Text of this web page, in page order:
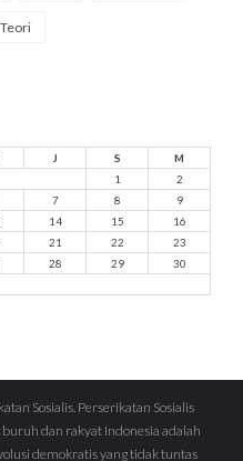
Teori
J S
M
1
2
7 8
9
14 15
16
21 22
23
28 29
30
Sosialis. Perserikatan Sosialis
dan rakyat Indonesia adalah
demokratis yang tidak tuntas